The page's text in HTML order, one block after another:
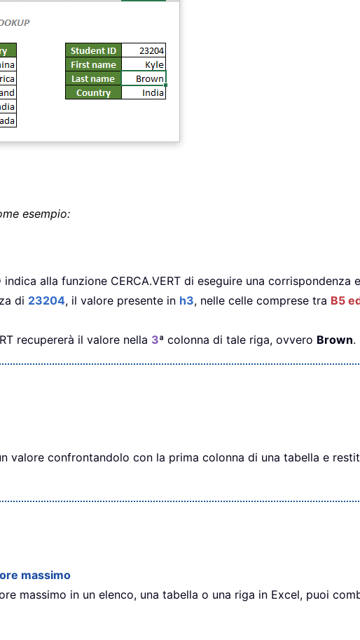
esempio:
indica alla funzione CERCA.VERT di eseguire una corrispondenza
di 23204, il valore presente in h3, nelle celle comprese tra B5
recupererà il valore nella 3ª colonna di tale riga, ovvero Brown.
valore confrontandolo con la prima colonna di una tabella e
massimo
massimo in un elenco, una tabella o una riga in Excel, puoi